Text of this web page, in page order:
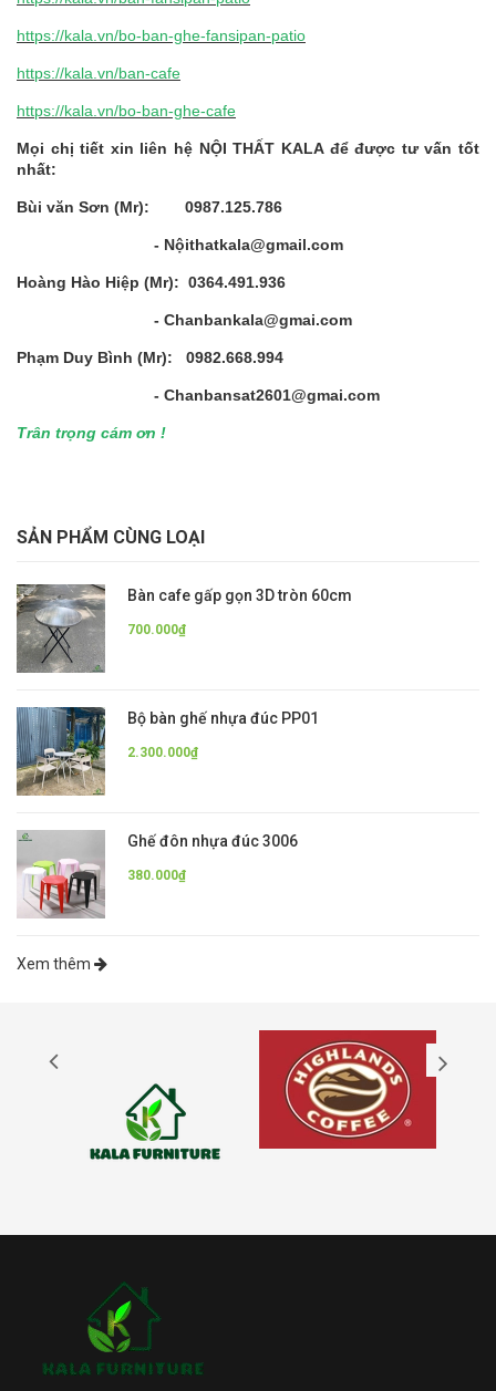
https://kala.vn/bo-ban-ghe-fansipan-patio
https://kala.vn/ban-cafe
https://kala.vn/bo-ban-ghe-cafe
Mọi chị tiết xin liên hệ NỘI THẤT KALA để được tư vấn tốt
nhất:
Bùi văn Sơn (Mr): 0987.125.786
- Nộithatkala@gmail.com
Hoàng Hào Hiệp (Mr): 0364.491.936
- Chanbankala@gmai.com
Phạm Duy Bình (Mr): 0982.668.994
- Chanbansat2601@gmai.com
Trân trọng cám ơn !
SẢN PHẨM CÙNG LOẠI
Bàn cafe gấp gọn 3D tròn 60cm
700.000₫
Bộ bàn ghế nhựa đúc PP01
2.300.000₫
Ghế đôn nhựa đúc 3006
380.000₫
Xem thêm